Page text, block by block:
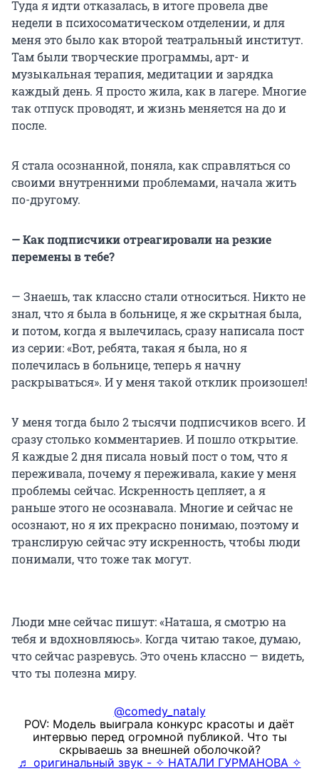
Туда я идти отказалась, в итоге провела две
недели в психосоматическом отделении, и для
меня это было как второй театральный институт.
Там были творческие программы, арт- и
музыкальная терапия, медитации и зарядка
каждый день. Я просто жила, как в лагере. Многие
так отпуск проводят, и жизнь меняется на до и
после.
Я стала осознанной, поняла, как справляться со
своими внутренними проблемами, начала жить
по-другому.
— Как подписчики отреагировали на резкие
перемены в тебе?
— Знаешь, так классно стали относиться. Никто не
знал, что я была в больнице, я же скрытная была,
и потом, когда я вылечилась, сразу написала пост
из серии: «Вот, ребята, такая я была, но я
полечилась в больнице, теперь я начну
раскрываться». И у меня такой отклик произошел!
У меня тогда было 2 тысячи подписчиков всего. И
сразу столько комментариев. И пошло открытие.
Я каждые 2 дня писала новый пост о том, что я
переживала, почему я переживала, какие у меня
проблемы сейчас. Искренность цепляет, а я
раньше этого не осознавала. Многие и сейчас не
осознают, но я их прекрасно понимаю, поэтому и
транслирую сейчас эту искренность, чтобы люди
понимали, что тоже так могут.
Люди мне сейчас пишут: «Наташа, я смотрю на
тебя и вдохновляюсь». Когда читаю такое, думаю,
что сейчас разревусь. Это очень классно — видеть,
что ты полезна миру.
@comedy_nataly
POV: Модель выиграла конкурс красоты и даёт
интервью перед огромной публикой. Что ты
скрываешь за внешней оболочкой?
♬ оригинальный звук - ✧ НАТАЛИ ГУРМАНОВА ✧